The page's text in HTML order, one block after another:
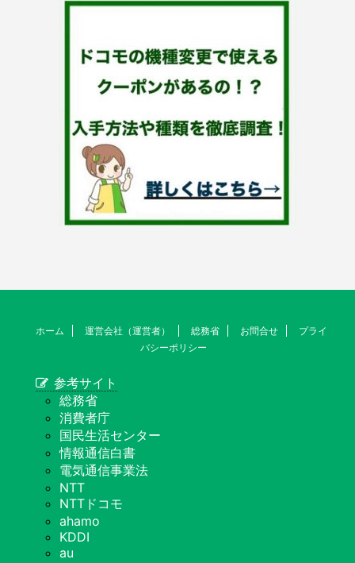
ホーム 運営会社（運営者） 総務省 お問合せ
プライ
バシーポリシー
参考サイト
総務省
消費者庁
国民生活センター
情報通信白書
電気通信事業法
NTT
NTTドコモ
ahamo
KDDI
au